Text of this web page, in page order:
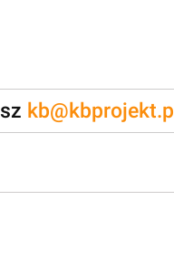
kb@kbprojekt.pl